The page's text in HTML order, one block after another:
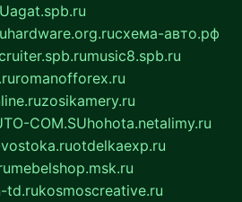
agat.spb.ru
hardware.org.ruсхема-авто.рф
music8.spb.ru
romanofforex.ru
zosikamery.ru
COM.SUhohota.netalimy.ru
otdelkaexp.ru
mebelshop.msk.ru
td.rukosmoscreative.ru